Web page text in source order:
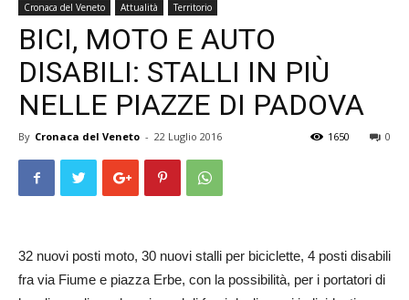
Veneto
Cronaca del Veneto Attualità Territorio
BICI, MOTO E AUTO
DISABILI: STALLI IN PIÙ
NELLE PIAZZE DI PADOVA
By Cronaca del Veneto - 22 Luglio 2016 0
1650
32 nuovi posti moto, 30 nuovi stalli per biciclette, 4 posti disabili
fra via Fiume e piazza Erbe, con la possibilità, per i portatori di